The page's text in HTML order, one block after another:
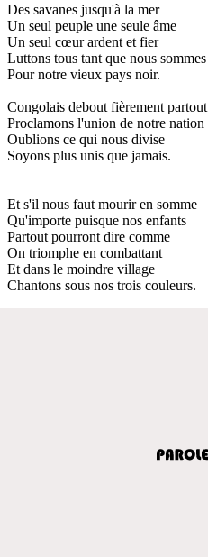
Des savanes jusqu'à la mer
Un seul peuple une seule âme
Un seul cœur ardent et fier
Luttons tous tant que nous sommes
Pour notre vieux pays noir.
Congolais debout fièrement partout
Proclamons l'union de notre nation
Oublions ce qui nous divise
Soyons plus unis que jamais.
Et s'il nous faut mourir en somme
Qu'importe puisque nos enfants
Partout pourront dire comme
On triomphe en combattant
Et dans le moindre village
Chantons sous nos trois couleurs.